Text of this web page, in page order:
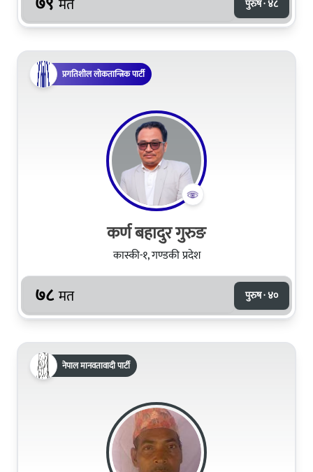
मत पुरुष · ४८
प्रगतिशील लोकतान्त्रिक पार्टी
कर्ण बहादुर गुरुङ
कास्की-१, गण्डकी प्रदेश
७८ मत पुरुष · ४०
नेपाल मानवतावादी पार्टी